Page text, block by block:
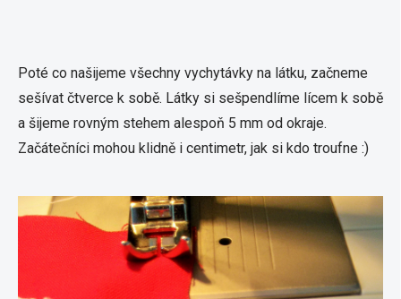
Poté co našijeme všechny vychytávky na látku, začneme
sešívat čtverce k sobě. Látky si sešpendlíme lícem k sobě
a šijeme rovným stehem alespoň 5 mm od okraje.
Začátečníci mohou klidně i centimetr, jak si kdo troufne :)